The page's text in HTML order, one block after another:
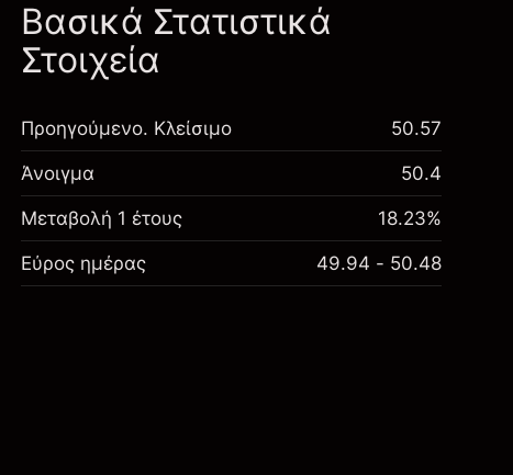
Βασικά Στατιστικά
Στοιχεία
Προηγούμενο. Κλείσιμο 50.57
Άνοιγμα 50.4
Μεταβολή 1 έτους 18.23%
Εύρος ημέρας 49.94 - 50.48